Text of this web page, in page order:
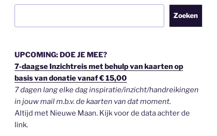
Zoeken
UPCOMING: DOE JE MEE?
7-daagse Inzichtreis met behulp van kaarten op
basis van donatie vanaf € 15,00
7 dagen lang elke dag inspiratie/inzicht/handreikingen
in jouw mail m.b.v. de kaarten van dat moment.
Altijd met Nieuwe Maan. Kijk voor de data achter de
link.